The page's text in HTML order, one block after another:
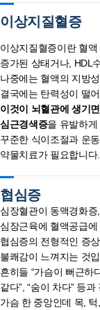
이상지질혈증
이상지질혈증이란 혈
증가된 상태거나, HDL
나중에는 혈액의 지방
결국에는 탄력성이 떨
이것이 뇌혈관에 생기
심근경색증을 유발하게
꾸준한 식이조절과 운
약물치료가 필요합니다.
협심증
심장혈관이 동맥경화
심장근육에 혈액공급
협심증의 전형적인 증
불쾌감이 느껴지는 것
흔히들 “가슴이 뻐근하
같다”, “숨이 차다” 등
가슴 한 중앙인데 목,